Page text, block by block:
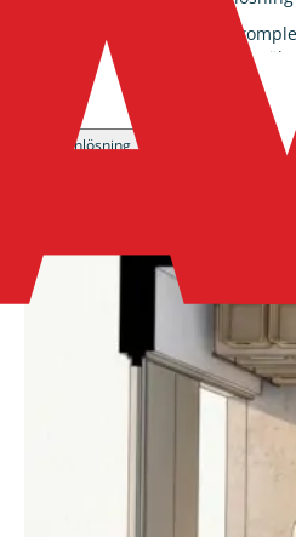
Garaget levereras som en
klimat, med materialval som
Den tidlösa och stilrena
Välj Broträsk – ett rymligt,
Planlösning